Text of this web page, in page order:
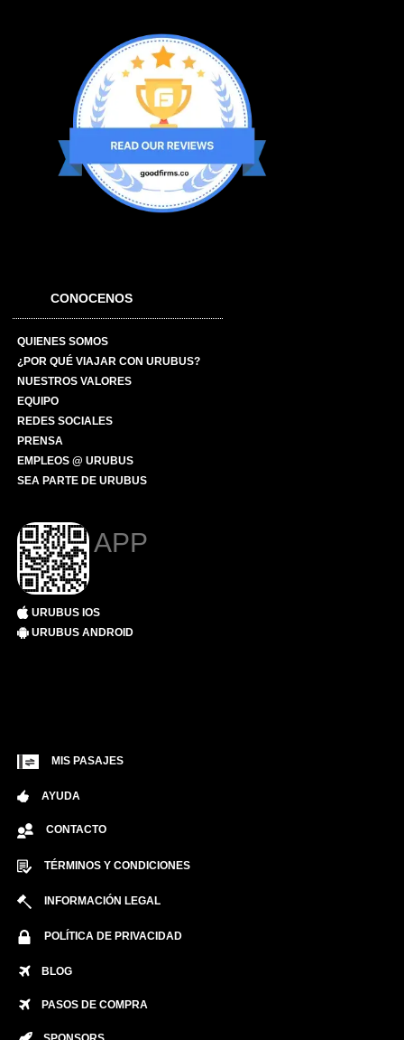
CONOCENOS
QUIENES SOMOS
¿POR QUÉ VIAJAR CON URUBUS?
NUESTROS VALORES
EQUIPO
REDES SOCIALES
PRENSA
EMPLEOS @ URUBUS
SEA PARTE DE URUBUS
APP
URUBUS IOS
URUBUS ANDROID
MIS PASAJES
AYUDA
CONTACTO
TÉRMINOS Y CONDICIONES
INFORMACIÓN LEGAL
POLÍTICA DE PRIVACIDAD
BLOG
PASOS DE COMPRA